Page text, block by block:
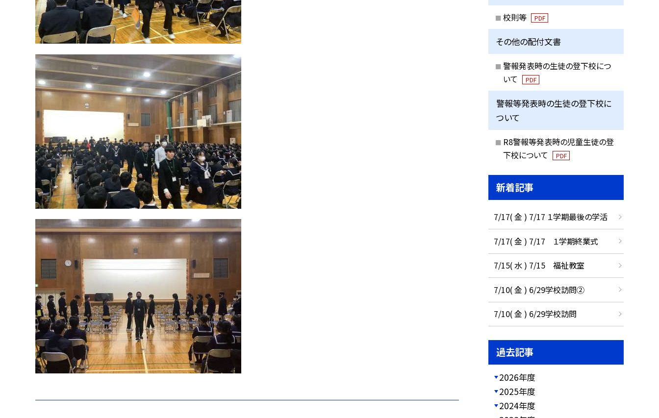
校則等 PDF
その他の配付文書
警報発表時の生徒の登下校につ
いて
PDF
警報等発表時の生徒の登下校に
ついて
R8警報等発表時の児童生徒の登
下校について
PDF
新着記事
7/17( 金 ) 7/17 １学期最後の学活
7/17( 金 ) 7/17 １学期終業式
7/15( 水 ) 7/15 福祉教室
7/10( 金 ) 6/29学校訪問②
7/10( 金 ) 6/29学校訪問
過去記事
2026年度
2025年度
2024年度